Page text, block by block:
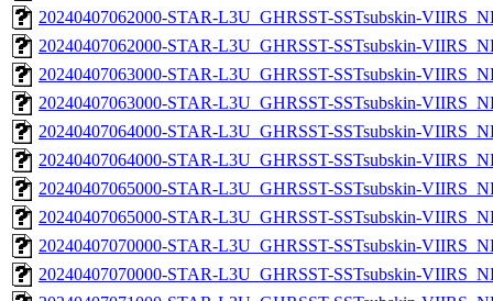
20240407062000-STAR-L3U_GHRSST-SSTsubskin-
20240407062000-STAR-L3U_GHRSST-SSTsubskin-
20240407063000-STAR-L3U_GHRSST-SSTsubskin-
20240407063000-STAR-L3U_GHRSST-SSTsubskin-
20240407064000-STAR-L3U_GHRSST-SSTsubskin-
20240407064000-STAR-L3U_GHRSST-SSTsubskin-
20240407065000-STAR-L3U_GHRSST-SSTsubskin-
20240407065000-STAR-L3U_GHRSST-SSTsubskin-
20240407070000-STAR-L3U_GHRSST-SSTsubskin-
20240407070000-STAR-L3U_GHRSST-SSTsubskin-